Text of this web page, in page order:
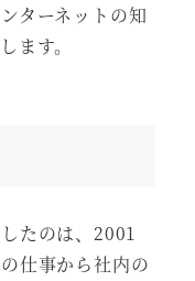
ターネットの知
ます。
たのは、2001
仕事から社内の